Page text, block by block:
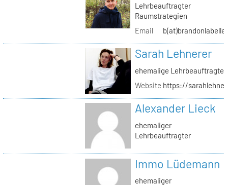
Lehrbeauftragter
Raumstrategien
Email
Sarah Lehnerer
ehemalige Lehrbeauftragte
Website https://
Alexander Lieck
ehemaliger
Lehrbeauftragter
Immo Lüdemann
ehemaliger